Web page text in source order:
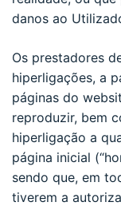
danos ao
Os prestadores
hiperligações, a
páginas do
reproduzir, bem
hiperligação a
página inicial
sendo que, em
tiverem a